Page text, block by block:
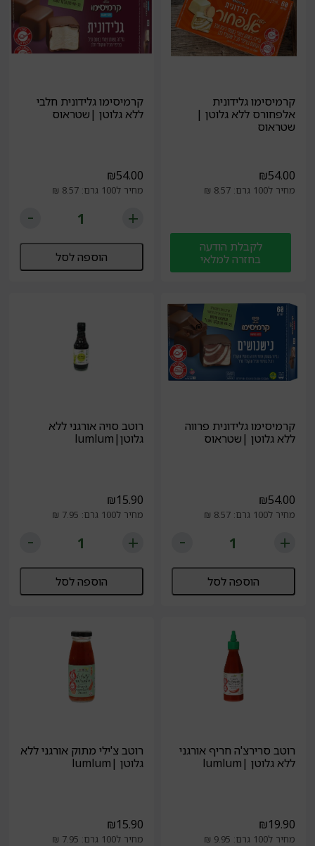
קרמיסימו גלידונית
אלפחורס ללא גלוטן |
שטראוס
₪54.00
מחיר ל100 גרם: 8.57 ₪
לקבלת הודעה
בחזרה למלאי
קרמיסימו גלידונית חלבי
ללא גלוטן |שטראוס
₪54.00
מחיר ל100 גרם: 8.57 ₪
הוספה לסל
קרמיסימו גלידונית פרווה
ללא גלוטן |שטראוס
₪54.00
מחיר ל100 גרם: 8.57 ₪
הוספה לסל
רוטב סויה אורגני ללא
גלוטן|lumlum
₪15.90
מחיר ל100 גרם: 7.95 ₪
הוספה לסל
רוטב סרירצ'ה חריף אורגני
ללא גלוטן |lumlum
₪19.90
מחיר ל100 גרם: 9.95 ₪
רוטב צ'ילי מתוק אורגני ללא
גלוטן |lumlum
₪15.90
מחיר ל100 גרם: 7.95 ₪